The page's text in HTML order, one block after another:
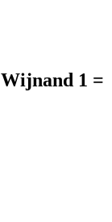
1 =